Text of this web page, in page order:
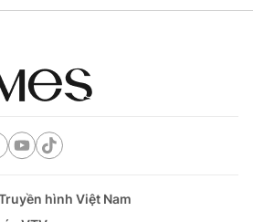
quy định về đầu tư